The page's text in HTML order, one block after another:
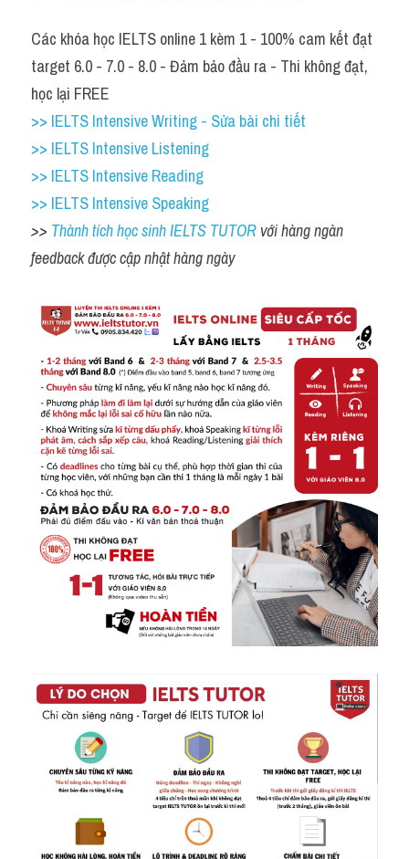
Các khóa học IELTS online 1 kèm 1 - 100% cam kết đạt
target 6.0 - 7.0 - 8.0 - Đảm bảo đầu ra - Thi không đạt,
học lại FREE
>> IELTS Intensive Writing - Sửa bài chi tiết
>> IELTS Intensive Listening
>> IELTS Intensive Reading
>> IELTS Intensive Speaking
>> Thành tích học sinh IELTS TUTOR với hàng ngàn
feedback được cập nhật hàng ngày